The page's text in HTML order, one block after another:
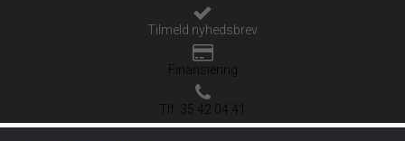
Tilmeld nyhedsbrev
Finansiering
Tlf. 35 42 04 41